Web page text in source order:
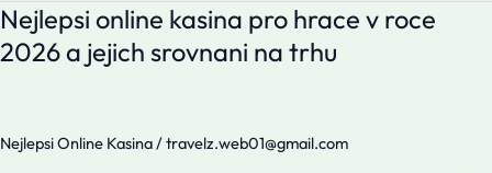
Nejlepsi online kasina pro hrace v roce
2026 a jejich srovnani na trhu
Nejlepsi Online Kasina/travelz.web01@gmail.com
Nejlepsi
online
kasina
roce